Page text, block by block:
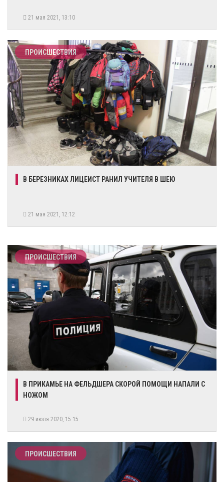
21 мая 2021, 13:10
ПРОИСШЕСТВИЯ
​В БЕРЕЗНИКАХ ЛИЦЕИСТ РАНИЛ УЧИТЕЛЯ В ШЕЮ
21 мая 2021, 12:12
ПРОИСШЕСТВИЯ
​В ПРИКАМЬЕ НА ФЕЛЬДШЕРА СКОРОЙ ПОМОЩИ НАПАЛИ С
НОЖОМ
29 июля 2020, 15:15
ПРОИСШЕСТВИЯ